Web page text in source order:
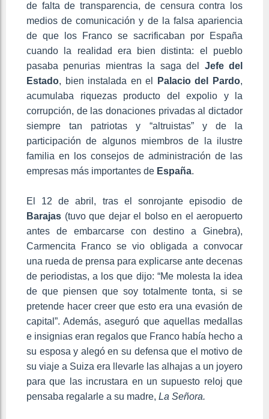
de falta de transparencia, de censura contra los
medios de comunicación y de la falsa apariencia
de que los Franco se sacrificaban por España
cuando la realidad era bien distinta: el pueblo
pasaba penurias mientras la saga del Jefe del
Estado, bien instalada en el Palacio del Pardo,
acumulaba riquezas producto del expolio y la
corrupción, de las donaciones privadas al dictador
siempre tan patriotas y “altruistas” y de la
participación de algunos miembros de la ilustre
familia en los consejos de administración de las
empresas más importantes de España.
El 12 de abril, tras el sonrojante episodio de
Barajas (tuvo que dejar el bolso en el aeropuerto
antes de embarcarse con destino a Ginebra),
Carmencita Franco se vio obligada a convocar
una rueda de prensa para explicarse ante decenas
de periodistas, a los que dijo: “Me molesta la idea
de que piensen que soy totalmente tonta, si se
pretende hacer creer que esto era una evasión de
capital”. Además, aseguró que aquellas medallas
e insignias eran regalos que Franco había hecho a
su esposa y alegó en su defensa que el motivo de
su viaje a Suiza era llevarle las alhajas a un joyero
para que las incrustara en un supuesto reloj que
pensaba regalarle a su madre, La Señora.